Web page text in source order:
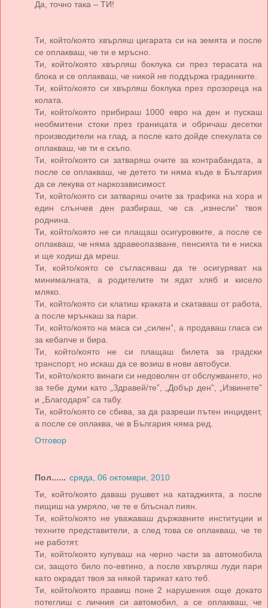
Да, точно така – ТИ!
Ти, който/която хвърляш цигарата си на земята и после
се оплакваш, че ти е мръсно.
Ти, който/която хвърляш боклука си през терасата на
блока и се оплакваш, че никой не поддържа градинките.
Ти, който/която си хвърляш боклука през прозореца на
колата.
Ти, който/която прибираш 1000 евро на ден и пускаш
необмитени стоки през границата и обричаш десетки
производители на глад, а после като дойде спекулата се
оплакваш, че ти е скъпо.
Ти, който/която си затваряш очите за контрабандата, а
после се оплакваш, че детето ти няма къде в България
да се лекува от наркозависимост.
Ти, който/която си затваряш очите за трафика на хора и
един слънчев ден разбираш, че са „изнесли” твоя
роднина.
Ти, който/която не си плащаш осигуровките, а после се
оплакваш, че няма здравеопазване, пенсията ти е ниска
и ще ходиш да мреш.
Ти, който/която се съгласяваш да те осигуряват на
минималната, а родителите ти ядат хляб и кисело
мляко.
Ти, който/която си клатиш краката и скатаваш от работа,
а после мрънкаш за пари.
Ти, който/която на маса си „силен”, а продаваш гласа си
за кебапче и бира.
Ти, който/която не си плащаш билета за градски
транспорт, но искаш да се возиш в нови автобуси.
Ти, който/която винаги си недоволен от обслужването, но
за тебе думи като „Здравей/те”, „Добър ден”, „Извинете”
и „Благодаря” са табу.
Ти, който/която се сбива, за да разреши пътен инцидент,
а после се оплаква, че в България няма ред.
Отговор
Пол...... сряда, 06 октомври, 2010
Ти, който/която даваш рушвет на катаджията, а после
пищиш на умряло, че те е блъснал пиян.
Ти, който/която не уважаваш държавните институции и
техните представители, а след това се оплакваш, че те
не работят.
Ти, който/която купуваш на черно части за автомобила
си, защото било по-евтино, а после хвърляш луди пари
като окрадат твоя за някой тарикат като теб.
Ти, който/която правиш поне 2 нарушения още докато
потеглиш с личния си автомобил, а се оплакваш, че